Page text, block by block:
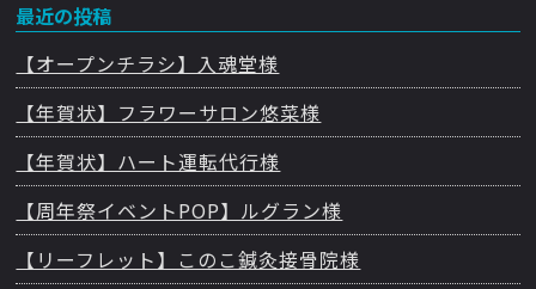
最近の投稿
【オープンチラシ】入魂堂様
【年賀状】フラワーサロン悠菜様
【年賀状】ハート運転代行様
【周年祭イベントPOP】ルグラン様
【リーフレット】このこ鍼灸接骨院様